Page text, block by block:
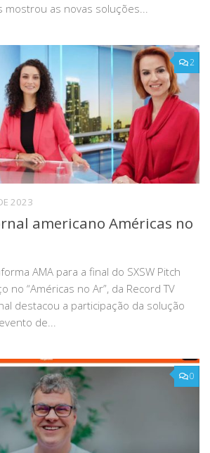
mostrou as novas soluções...
2
2023
americano Américas no
AMA para a final do SXSW Pitch
no “Américas no Ar”, da Record TV
destacou a participação da solução
de...
0